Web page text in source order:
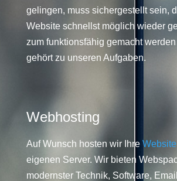
gelingen, muss sichergestellt sein,
Website schnellst möglich wieder
zum funktionsfähig gemacht
gehört zu unseren Aufgaben.
Webhosting
Auf Wunsch hosten wir Ihre Website
eigenen Server. Wir bieten
modernster Technik, Software,